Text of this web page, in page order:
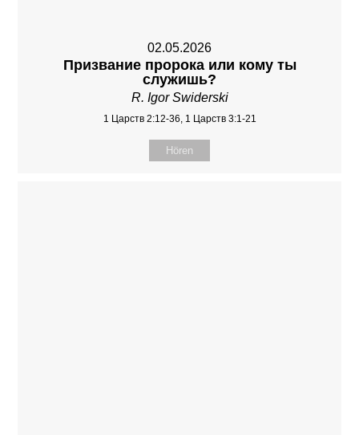
02.05.2026
Призвание пророка или кому ты
служишь?
R. Igor Swiderski
1 Царств 2:12-36, 1 Царств 3:1-21
Hören